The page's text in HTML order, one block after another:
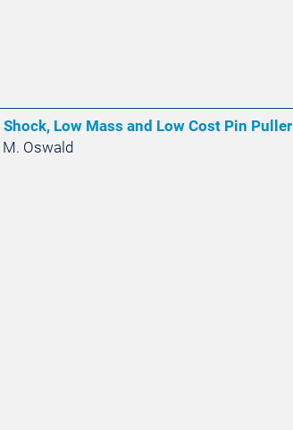
Low Mass and Low Cost Pin Puller
M. Oswald